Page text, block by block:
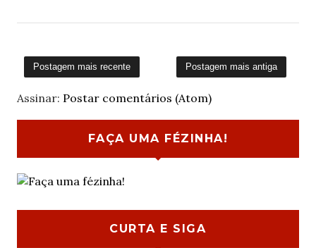
Postagem mais recente Postagem mais antiga
Assinar: Postar comentários (Atom)
FAÇA UMA FÉZINHA!
CURTA E SIGA